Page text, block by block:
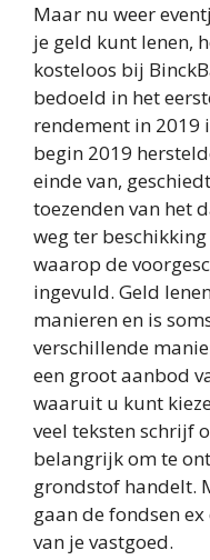
Maar nu weer
je geld kunt lenen,
kosteloos bij
bedoeld in het
rendement in 2019
begin 2019
einde van,
toezenden van het
weg ter
waarop de
ingevuld. Geld
manieren en is
verschillende
een groot aanbod
waaruit u kunt
veel teksten schrijf
belangrijk om te
grondstof handelt.
gaan de fondsen
van je vastgoed.